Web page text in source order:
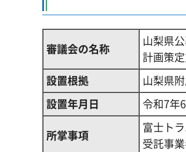
審議会の名称
山梨県
計画策
設置根拠
山梨県
設置年月日
令和7年
所掌事項
富士ト
受託事